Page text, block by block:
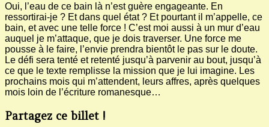
Oui, l’eau de ce bain là n’est guère engageante. En
ressortirai-je ? Et dans quel état ? Et pourtant il m’appelle, ce
bain, et avec une telle force ! C’est moi aussi à un mur d’eau
auquel je m’attaque, que je dois traverser. Une force me
pousse à le faire, l’envie prendra bientôt le pas sur le doute.
Le défi sera tenté et retenté jusqu’à parvenir au bout, jusqu’à
ce que le texte remplisse la mission que je lui imagine. Les
prochains mois qui m’attendent, leurs affres, après quelques
mois loin de l’écriture romanesque…
Partagez ce billet !